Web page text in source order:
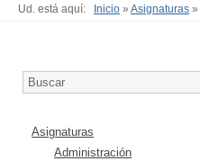
Ud. está aquí: Inicio » Asignaturas »
Asignaturas
Administración